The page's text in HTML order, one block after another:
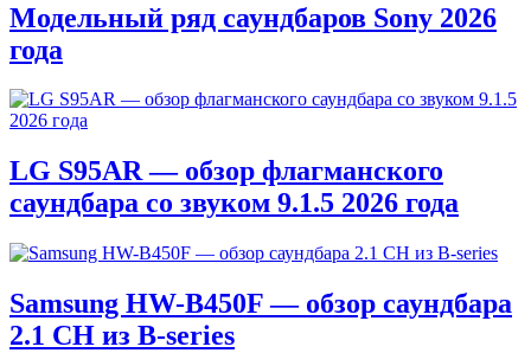
Модельный ряд саундбаров Sony 2026
года
LG S95AR — обзор флагманского
саундбара со звуком 9.1.5 2026 года
Samsung HW-B450F — обзор саундбара
2.1 CH из B-series